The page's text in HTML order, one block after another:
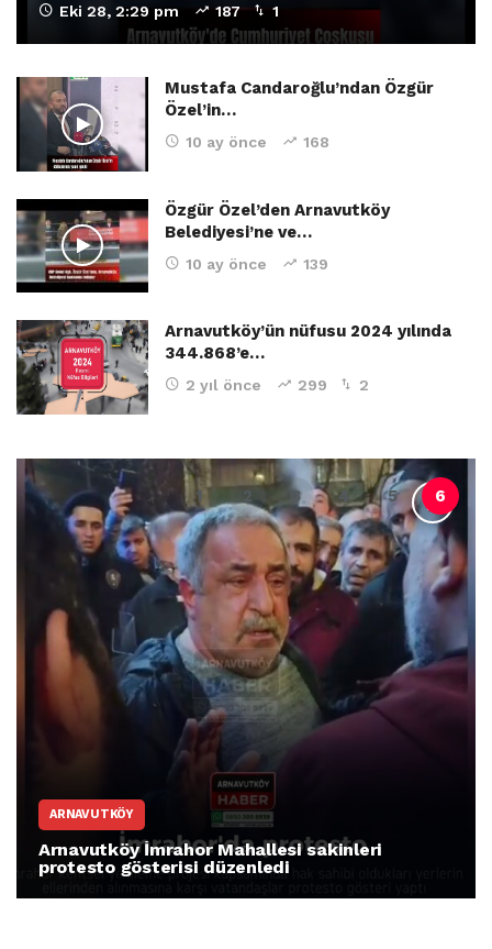
Eki 28, 2:29 pm 187 1
Mustafa Candaroğlu’ndan Özgür
Özel’in…
10 ay önce 168
Özgür Özel’den Arnavutköy
Belediyesi’ne ve…
10 ay önce 139
Arnavutköy’ün nüfusu 2024 yılında
344.868’e…
2 yıl önce 299 2
ARNAVUTKÖY
Arnavutköy İmrahor Mahallesi sakinleri
protesto gösterisi düzenledi